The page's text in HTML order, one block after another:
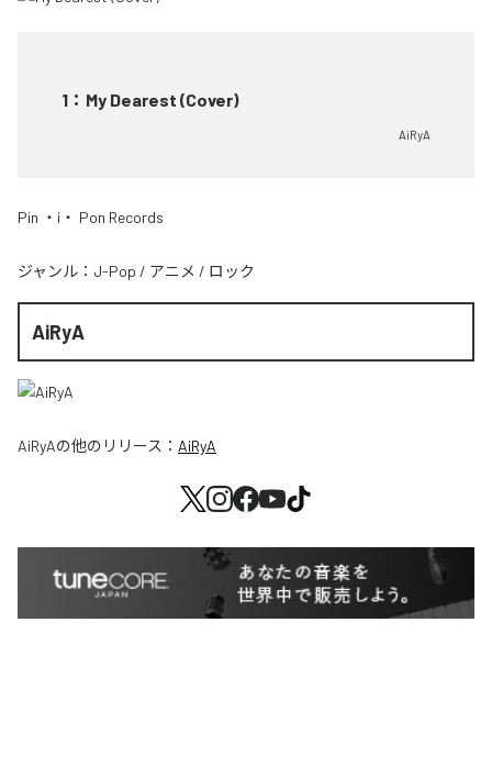
1 ： My Dearest (Cover)
AiRyA
Pin ・i・ Pon Records
ジャンル： J-Pop / アニメ / ロック
AiRyA
AiRyAの他のリリース： AiRyA